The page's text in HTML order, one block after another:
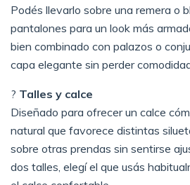
Podés llevarlo sobre una remera o
pantalones para un look más
bien combinado con palazos o
capa elegante sin perder
? Talles y calce
Diseñado para ofrecer un calce
natural que favorece distintas
sobre otras prendas sin sentirse
dos talles, elegí el que usás